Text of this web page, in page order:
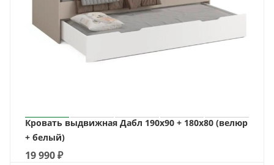
Кровать выдвижная Дабл 190х90 + 180х80 (велюр
+ белый)
19 990₽